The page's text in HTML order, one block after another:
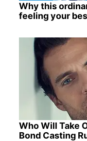
Why this
feeling your
Who Will Take
Bond Casting